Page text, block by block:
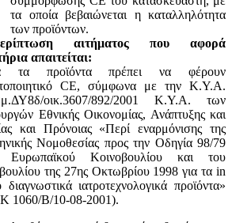
τα οποία βεβαιώνεται η καταλληλότητα
των προϊόντων.
αιτήματος που αφορά
απαιτείται:
τα προϊόντα πρέπει να φέρουν
CE, σύμφωνα με την Κ.Υ.Α.
οικ.3607/892/2001 Κ.Υ.Α. των
Εθνικής Οικονομίας, Ανάπτυξης και
και Πρόνοιας «Περί εναρμόνισης της
Νομοθεσίας προς την Οδηγία 98/79
Ευρωπαϊκού Κοινοβουλίου και του
της 27ης Οκτωβρίου 1998 για τα in
ιατροτεχνολογικά προϊόντα»
1060/Β/10-08-2001).